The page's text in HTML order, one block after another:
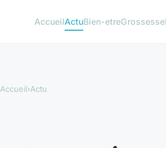
AccueilActuBien-etreGrossesse
Accueil›Actu